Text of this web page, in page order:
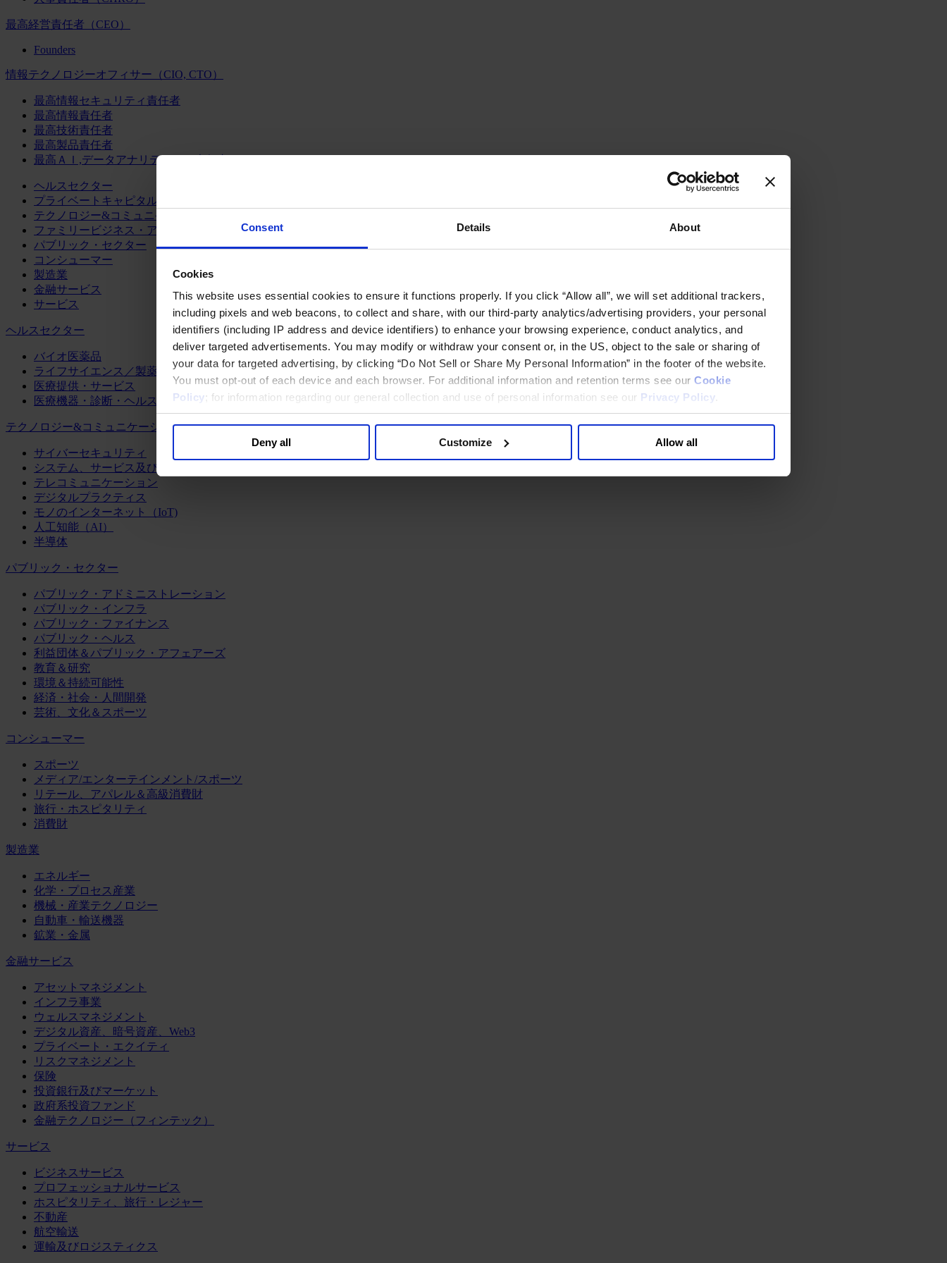
Consent Details About
Cookies
This website uses essential cookies to ensure it functions properly. If you click “Allow all”, we will set additional trackers,
including pixels and web beacons, to collect and share, with our third-party analytics/advertising providers, your personal
identifiers (including IP address and device identifiers) to enhance your browsing experience, conduct analytics, and
deliver targeted advertisements. You may modify or withdraw your consent or, in the US, object to the sale or sharing of
your data for targeted advertising, by clicking “Do Not Sell or Share My Personal Information” in the footer of the website.
You must opt-out of each device and each browser. For additional information and retention terms see our Cookie
Policy; for information regarding our general collection and use of personal information see our Privacy Policy
Deny all Customize Allow all
最高経営責任者（CEO）
Founders
情報テクノロジーオフィサー（CIO, CTO）
最高情報セキュリティ責任者
最高情報責任者
最高技術責任者
最高製品責任者
最高ＡＩ,データアナリティクス責任者
ヘルスセクター
プライベートキャピタル
テクノロジー&コミュニケーション
ファミリービジネス・アドバイザリー
パブリック・セクター
コンシューマー
製造業
金融サービス
サービス
ヘルスセクター
バイオ医薬品
ライフサイエンス／製薬
医療提供・サービス
医療機器・診断・ヘルスケアテクノロジー
テクノロジー&コミュニケーション
サイバーセキュリティ
システム、サービス及びソフトウェア
テレコミュニケーション
デジタルプラクティス
モノのインターネット（IoT)
人工知能（AI）
半導体
パブリック・セクター
パブリック・アドミニストレーション
パブリック・インフラ
パブリック・ファイナンス
パブリック・ヘルス
利益団体＆パブリック・アフェアーズ
教育＆研究
環境＆持続可能性
経済・社会・人間開発
芸術、文化＆スポーツ
コンシューマー
スポーツ
メディア/エンターテインメント/スポーツ
リテール、アパレル＆高級消費財
旅行・ホスピタリティ
消費財
製造業
エネルギー
化学・プロセス産業
機械・産業テクノロジー
自動車・輸送機器
鉱業・金属
金融サービス
アセットマネジメント
インフラ事業
ウェルスマネジメント
デジタル資産、暗号資産、Web3
プライベート・エクイティ
リスクマネジメント
保険
投資銀行及びマーケット
政府系投資ファンド
金融テクノロジー（フィンテック）
サービス
ビジネスサービス
プロフェッショナルサービス
ホスピタリティ、旅行・レジャー
不動産
航空輸送
運輸及びロジスティクス